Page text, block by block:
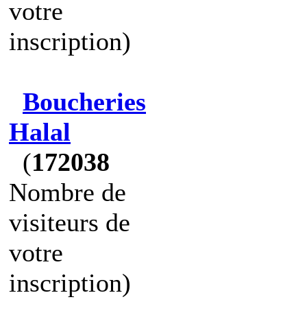
votre
inscription)
Boucheries
Halal
(172038
Nombre de
visiteurs de
votre
inscription)